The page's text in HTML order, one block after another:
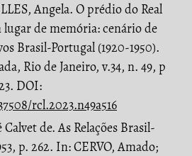
Angela. O prédio do Real
de memória: cenário de
Brasil-Portugal (1920-1950).
Rio de Janeiro, v.34, n. 49, p
DOI:
rcl.2023.n49a516
de. As Relações Brasil-
p. 262. In: CERVO, Amado;